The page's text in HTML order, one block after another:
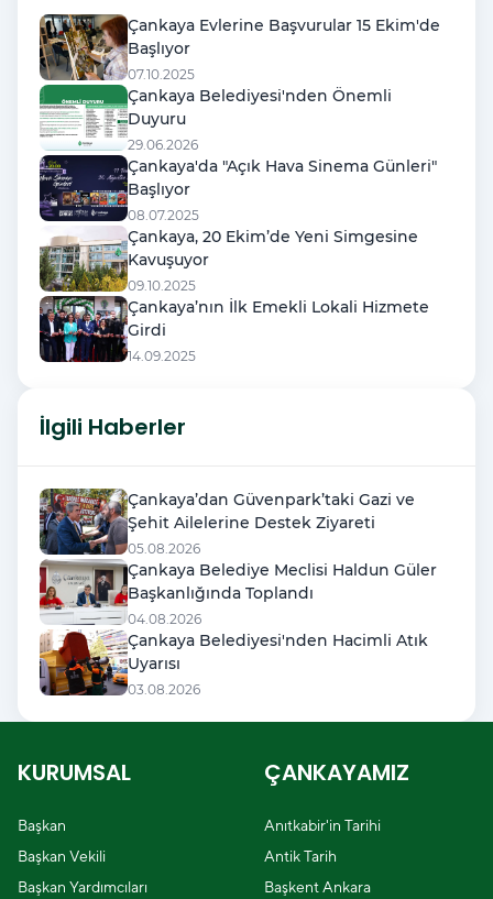
Çankaya Evlerine Başvurular 15 Ekim'de
Başlıyor
07.10.2025
Çankaya Belediyesi'nden Önemli
Duyuru
29.06.2026
Çankaya'da "Açık Hava Sinema Günleri"
Başlıyor
08.07.2025
Çankaya, 20 Ekim’de Yeni Simgesine
Kavuşuyor
09.10.2025
Çankaya’nın İlk Emekli Lokali Hizmete
Girdi
14.09.2025
İlgili Haberler
Çankaya’dan Güvenpark’taki Gazi ve
Şehit Ailelerine Destek Ziyareti
05.08.2026
Çankaya Belediye Meclisi Haldun Güler
Başkanlığında Toplandı
04.08.2026
Çankaya Belediyesi'nden Hacimli Atık
Uyarısı
03.08.2026
KURUMSAL
Başkan
Başkan Vekili
Başkan Yardımcıları
ÇANKAYAMIZ
Anıtkabir'in Tarihi
Antik Tarih
Başkent Ankara